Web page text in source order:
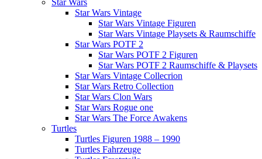
Star Wars
Star Wars Vintage
Star Wars Vintage Figuren
Star Wars Vintage Playsets & Raumschiffe
Star Wars POTF 2
Star Wars POTF 2 Figuren
Star Wars POTF 2 Raumschiffe & Playsets
Star Wars Vintage Collecrion
Star Wars Retro Collection
Star Wars Clon Wars
Star Wars Rogue one
Star Wars The Force Awakens
Turtles
Turtles Figuren 1988 – 1990
Turtles Fahrzeuge